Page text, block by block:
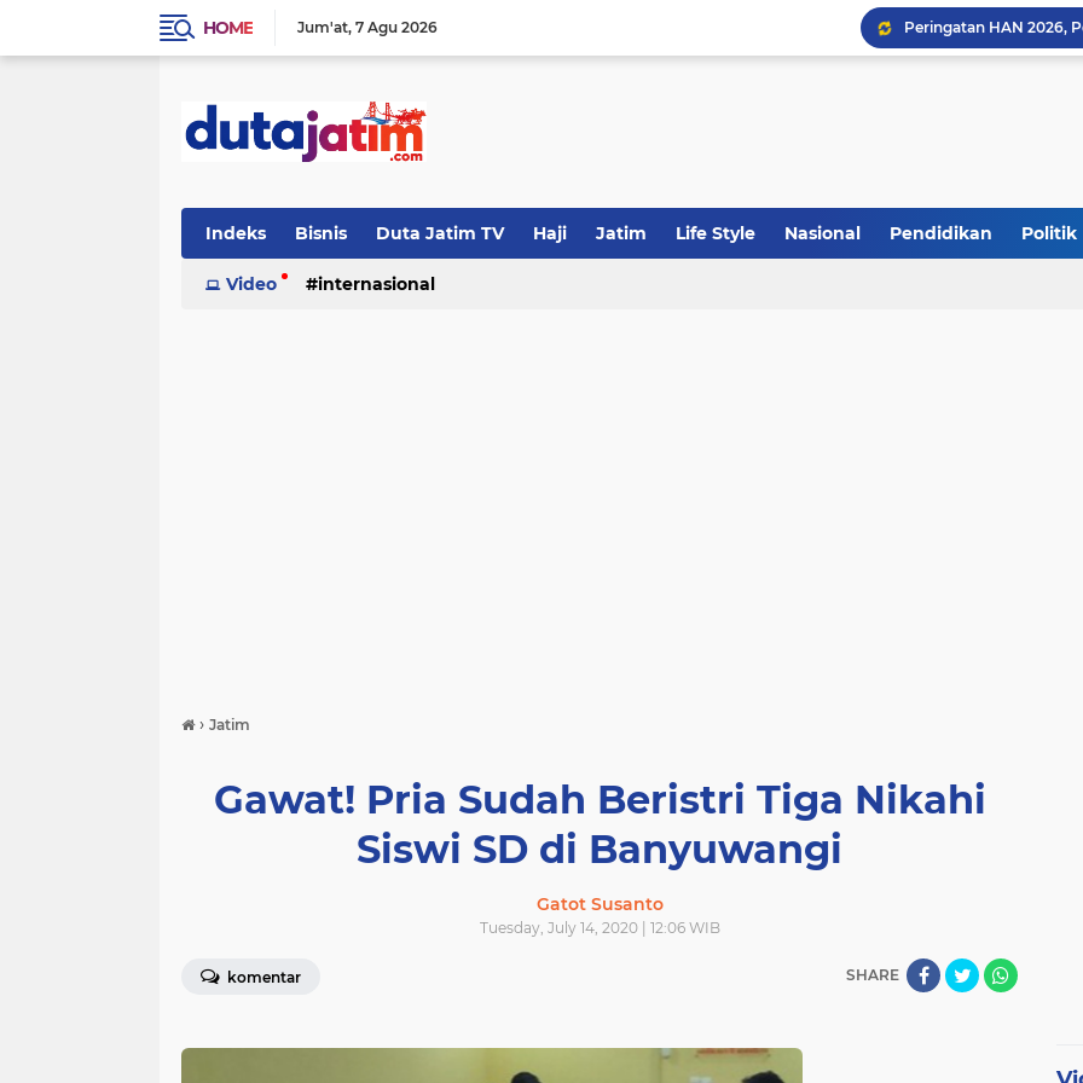
HOME Jum'at 7 Agu 2026
Sinergi Fiskal Moneter:
Indeks Bisnis Duta Jatim TV Haji Jatim Life Style Nasional Pendidikan Politik
Video internasional
› Jatim
Gawat! Pria Sudah Beristri Tiga Nikahi
Siswi SD di Banyuwangi
Gatot Susanto
Tuesday, July 14, 2020 | 12:06 WIB
komentar SHARE